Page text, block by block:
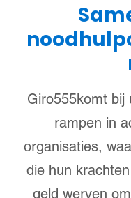
Giro555komt bij
rampen in
organisaties,
die hun
geld werven